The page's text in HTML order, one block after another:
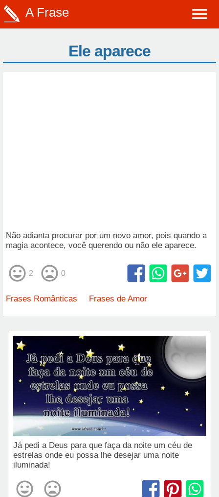
A Frase
Ele aparece
Não adianta procurar por um novo amor, pois quando a
magia acontece, você querendo ou não ele aparece.
2 0
Frases Românticas Frases de Amor
Já pedi a Deus para que faça da noite um céu de
estrelas onde eu possa lhe desejar uma noite
iluminada!